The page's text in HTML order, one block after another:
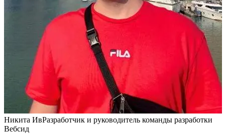
Никита ИвРазработчик и руководитель команды разработки
Вебсид